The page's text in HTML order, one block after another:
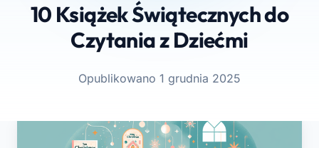
10 Książek Świątecznych do
Czytania z Dziećmi
Opublikowano 1 grudnia 2025